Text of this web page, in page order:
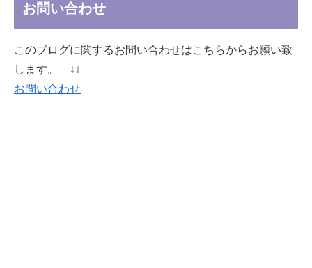
お問い合わせ
このブログに関するお問い合わせはこちらからお願い致
します。 ↓↓
お問い合わせ